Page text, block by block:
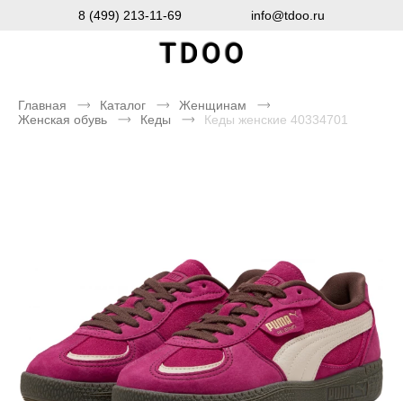
8 (499) 213-11-69 info@tdoo.ru
Главная Каталог
Женщинам
Женская обувь
Кеды Кеды женские 40334701